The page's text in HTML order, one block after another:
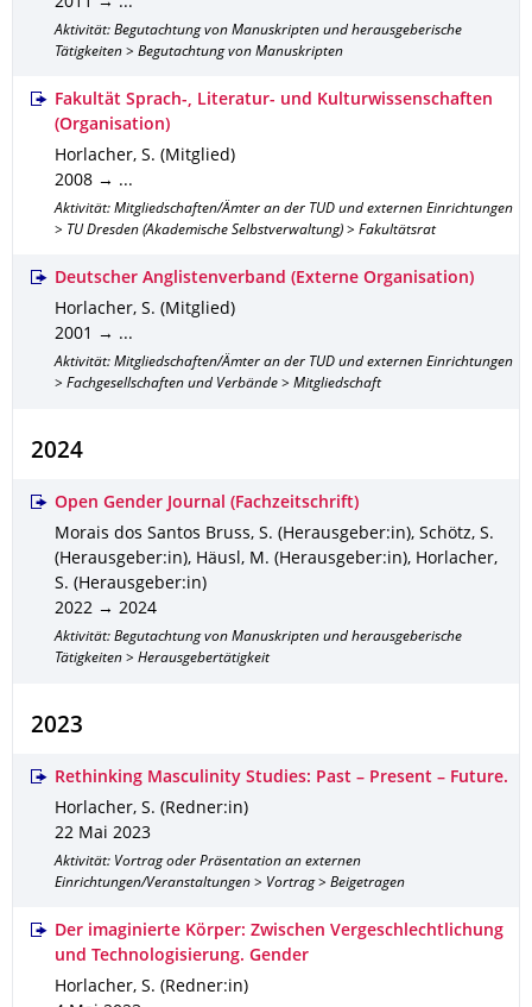
Aktivität: Begutachtung von Manuskripten und herausgeberische
Tätigkeiten > Begutachtung von Manuskripten
Fakultät Sprach-, Literatur- und Kulturwissenschaften
(Organisation)
Horlacher, S. (Mitglied)
2008 → ...
Aktivität: Mitgliedschaften/Ämter an der TUD und externen Einrichtungen
> TU Dresden (Akademische Selbstverwaltung) > Fakultätsrat
Deutscher Anglistenverband (Externe Organisation)
Horlacher, S. (Mitglied)
2001 → ...
Aktivität: Mitgliedschaften/Ämter an der TUD und externen Einrichtungen
> Fachgesellschaften und Verbände > Mitgliedschaft
2024
Open Gender Journal (Fachzeitschrift)
Morais dos Santos Bruss, S. (Herausgeber:in), Schötz, S.
(Herausgeber:in), Häusl, M. (Herausgeber:in), Horlacher,
S. (Herausgeber:in)
2022 → 2024
Aktivität: Begutachtung von Manuskripten und herausgeberische
Tätigkeiten > Herausgebertätigkeit
2023
Rethinking Masculinity Studies: Past – Present – Future.
Horlacher, S. (Redner:in)
22 Mai 2023
Aktivität: Vortrag oder Präsentation an externen
Einrichtungen/Veranstaltungen > Vortrag > Beigetragen
Der imaginierte Körper: Zwischen Vergeschlechtlichung
und Technologisierung. Gender
Horlacher, S. (Redner:in)